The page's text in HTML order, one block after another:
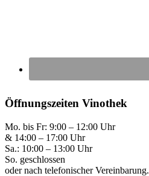
Öffnungszeiten Vinothek
Mo. bis Fr: 9:00 – 12:00 Uhr
& 14:00 – 17:00 Uhr
Sa.: 10:00 – 13:00 Uhr
So. geschlossen
oder nach telefonischer Vereinbarung.